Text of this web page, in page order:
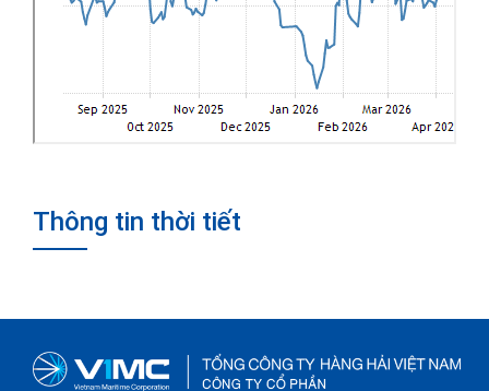
Thông tin thời tiết